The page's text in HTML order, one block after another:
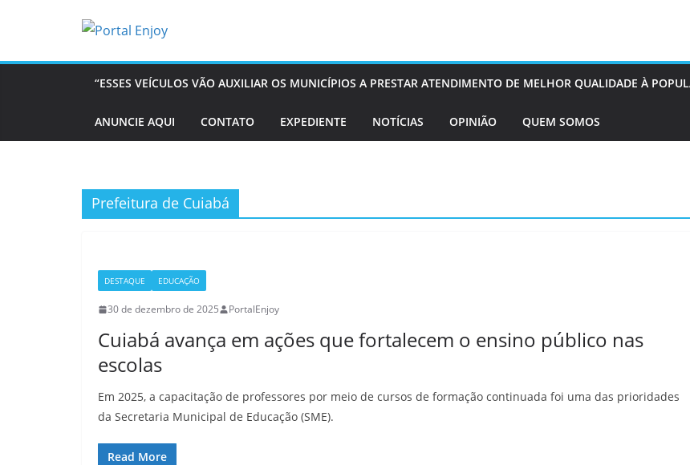
“ESSES VEÍCULOS VÃO AUXILIAR OS MUNICÍPIOS A PRESTAR ATENDIMENTO DE MELHOR QUALIDADE À
ANUNCIE AQUI CONTATO EXPEDIENTE NOTÍCIAS OPINIÃO QUEM SOMOS
Prefeitura de Cuiabá
DESTAQUE EDUCAÇÃO
30 de dezembro de 2025 PortalEnjoy
Cuiabá avança em ações que fortalecem o ensino público nas
escolas
Em 2025, a capacitação de professores por meio de cursos de formação continuada foi uma das prioridades
da Secretaria Municipal de Educação (SME).
Read More